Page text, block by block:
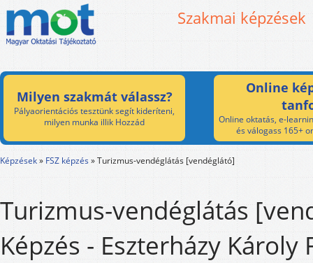
Szakmai képzések
Milyen szakmát válassz?
Pályaorientációs tesztünk segít kideríteni,
milyen munka illik Hozzád
Online
Online oktatás, e-
és válogass 165+
Képzések» FSZ képzés»Turizmus-vendéglátás [vendéglátó]
Turizmus-vendéglátás
Képzés - Eszterházy Károly